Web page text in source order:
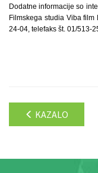
Dodatne informacije so
Filmskega studia Viba
24-04, telefaks št. 01/513-
KAZALO